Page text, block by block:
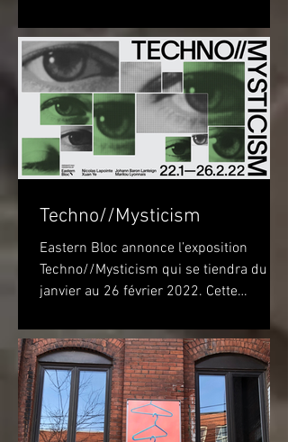
Techno//Mysticism
Eastern Bloc annonce l’exposition
Techno//Mysticism qui se tiendra du 22
janvier au 26 février 2022. Cette